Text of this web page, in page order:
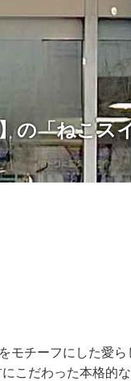
の「ねこス
モチーフにした愛ら
こだわった本格的